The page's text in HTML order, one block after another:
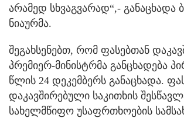
არამედ სხვაგვარად“,- განაცხადა
ნიაურმა.
შეგახსენებთ, რომ ფასებთან
პრემიერ-მინისტრმა განცხადება
წლის 24 დეკემბერს განაცხადა.
დაკავშირებული საკითხის
სახელმწიფო უსაფრთხოების